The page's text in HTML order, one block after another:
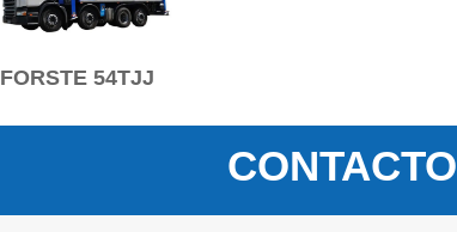
FORSTE 54TJJ
CONTACTO